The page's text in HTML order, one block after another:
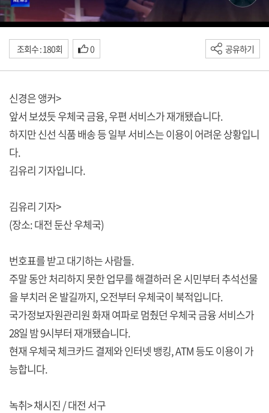
조회수 : 180회 0 공유하기
신경은 앵커>
앞서 보셨듯 우체국 금융, 우편 서비스가 재개됐습니다.
하지만 신선 식품 배송 등 일부 서비스는 이용이 어려운 상황입니
다.
김유리 기자입니다.
김유리 기자>
(장소: 대전 둔산 우체국)
번호표를 받고 대기하는 사람들.
주말 동안 처리하지 못한 업무를 해결하러 온 시민부터 추석선물
을 부치러 온 발길까지, 오전부터 우체국이 북적입니다.
국가정보자원관리원 화재 여파로 멈췄던 우체국 금융 서비스가
28일 밤 9시부터 재개됐습니다.
현재 우체국 체크카드 결제와 인터넷 뱅킹, ATM 등도 이용이 가
능합니다.
녹취> 채시진 / 대전 서구